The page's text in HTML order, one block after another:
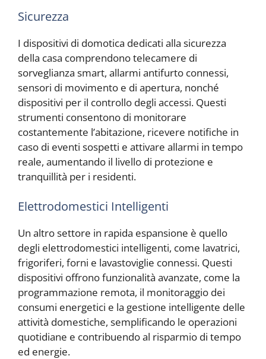
Sicurezza
I dispositivi di domotica dedicati alla sicurezza
della casa comprendono telecamere di
sorveglianza smart, allarmi antifurto connessi,
sensori di movimento e di apertura, nonché
dispositivi per il controllo degli accessi. Questi
strumenti consentono di monitorare
costantemente l’abitazione, ricevere notifiche in
caso di eventi sospetti e attivare allarmi in tempo
reale, aumentando il livello di protezione e
tranquillità per i residenti.
Elettrodomestici Intelligenti
Un altro settore in rapida espansione è quello
degli elettrodomestici intelligenti, come lavatrici,
frigoriferi, forni e lavastoviglie connessi. Questi
dispositivi offrono funzionalità avanzate, come la
programmazione remota, il monitoraggio dei
consumi energetici e la gestione intelligente delle
attività domestiche, semplificando le operazioni
quotidiane e contribuendo al risparmio di tempo
ed energie.